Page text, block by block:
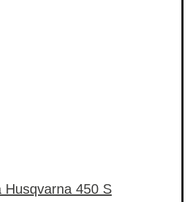
Husqvarna 450 S